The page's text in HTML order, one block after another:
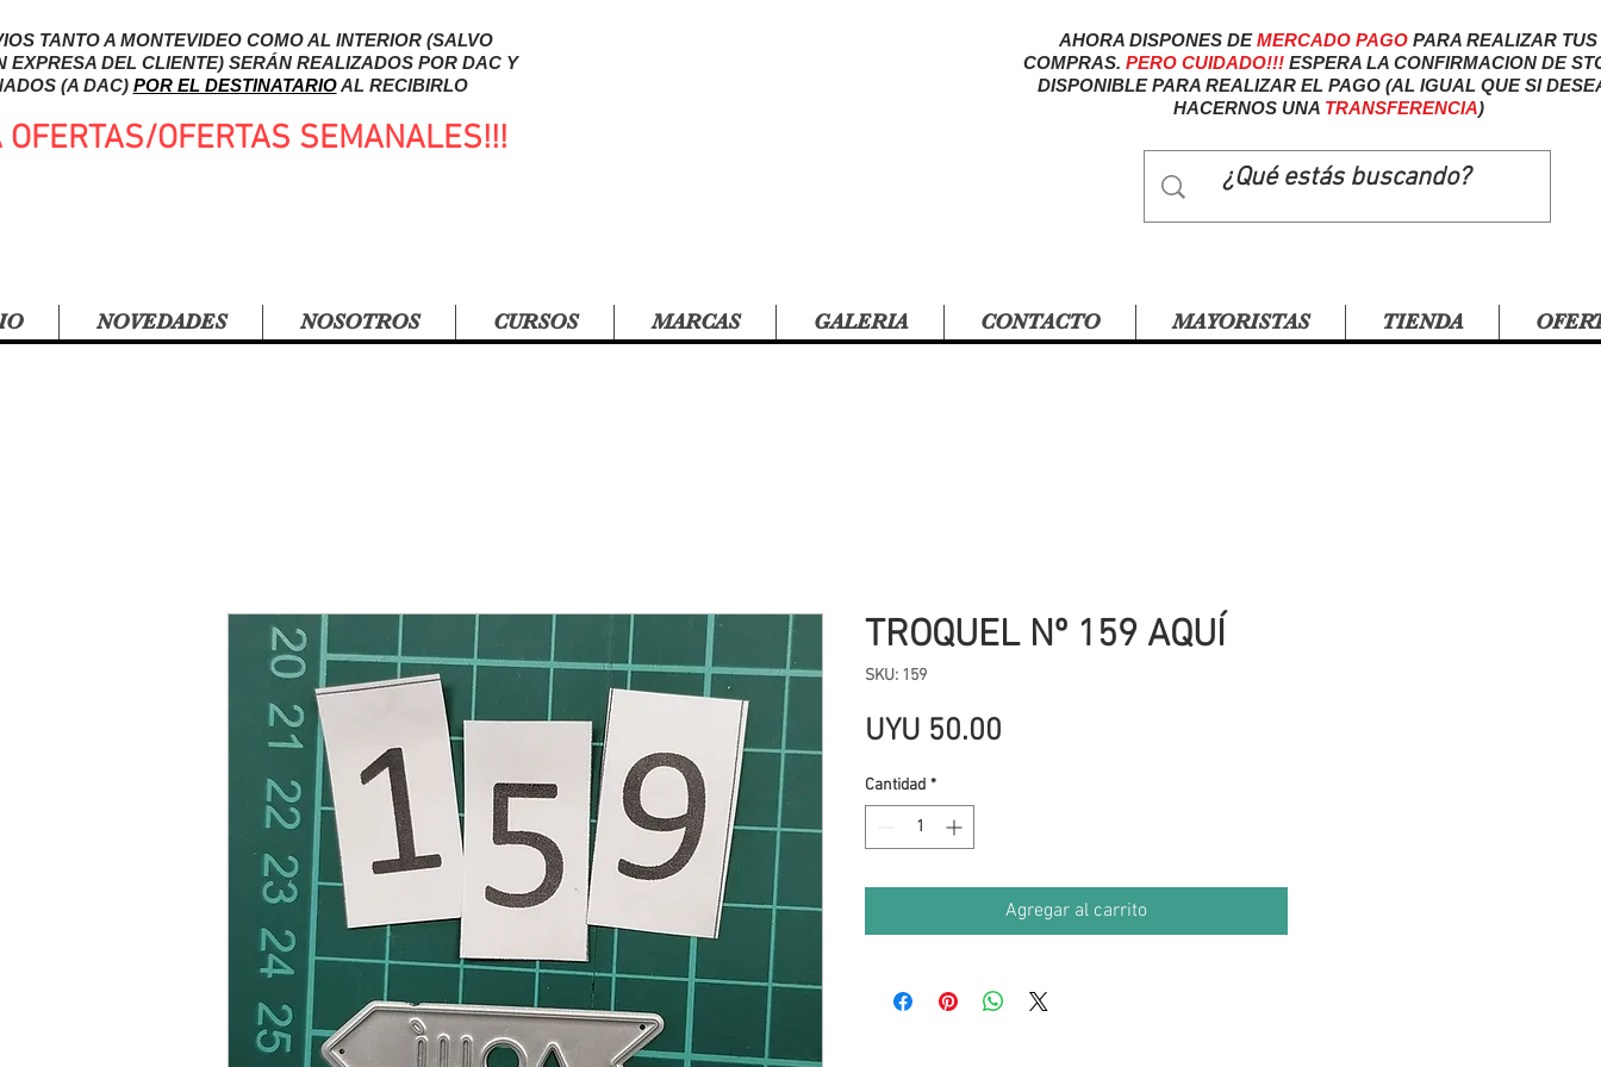
TANTO A MONTEVIDEO COMO AL INTERIOR (SALVO
EXPRESA DEL CLIENTE) SERÁN REALIZADOS POR DAC Y
(A DAC) POR EL DESTINATARIOAL RECIBIRLO
OFERTAS/OFERTAS SEMANALES!!!
AHORA DISPONES DEMERCADO PAGO PARA REALIZAR TUS
COMPRAS. PERO CUIDADO!!!ESPERA LA CONFIRMACION DE
DISPONIBLE PARA REALIZAR EL PAGO (AL IGUAL QUE SI
HACERNOS UNA TRANSFERENCIA)
NOVEDADES NOSOTROS CURSOS MARCAS GALERIA CONTACTO MAYORISTAS TIENDA
TROQUEL Nº 159 AQUÍ
SKU: 159
UYU 50.00
Cantidad *
Agregar al carrito